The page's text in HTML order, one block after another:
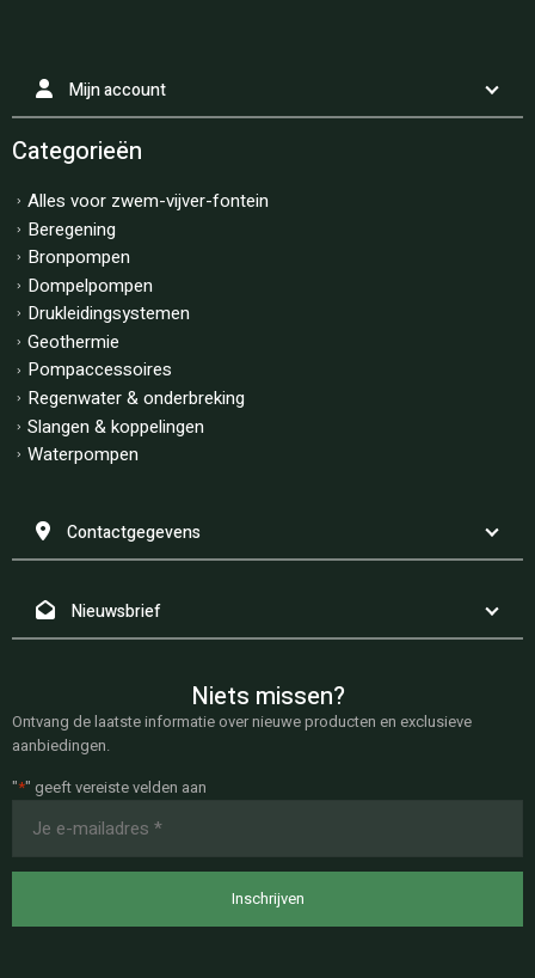
Mijn account
Categorieën
Alles voor zwem-vijver-fontein
Beregening
Bronpompen
Dompelpompen
Drukleidingsystemen
Geothermie
Pompaccessoires
Regenwater & onderbreking
Slangen & koppelingen
Waterpompen
Contactgegevens
Nieuwsbrief
Niets missen?
Ontvang de laatste informatie over nieuwe producten en exclusieve
aanbiedingen.
"*" geeft vereiste velden aan
mailadres
*